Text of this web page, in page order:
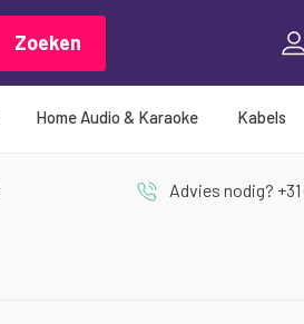
Zoeken
Home Audio & Karaoke Kabels
Advies nodig?